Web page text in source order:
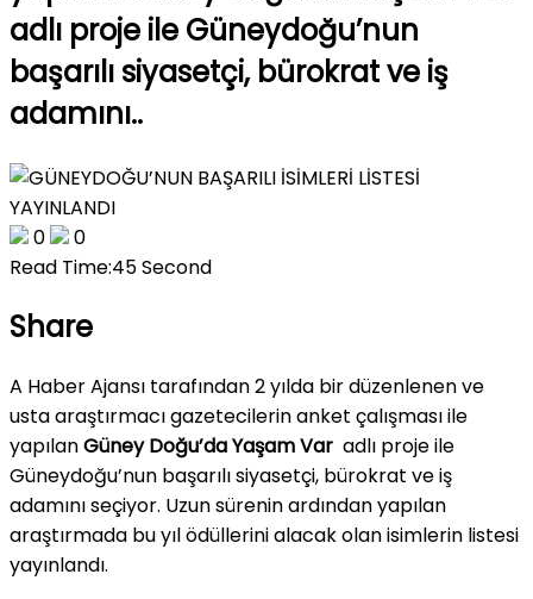
adlı proje ile Güneydoğu’nun
başarılı siyasetçi, bürokrat ve iş
adamını..
0
0
Read Time:45 Second
Share
A Haber Ajansı tarafından 2 yılda bir düzenlenen ve
usta araştırmacı gazetecilerin anket çalışması ile
yapılanGüney Doğu’da Yaşam Var adlı proje ile
Güneydoğu’nun başarılı siyasetçi, bürokrat ve iş
adamını seçiyor. Uzun sürenin ardından yapılan
araştırmada bu yıl ödüllerini alacak olan isimlerin listesi
yayınlandı.